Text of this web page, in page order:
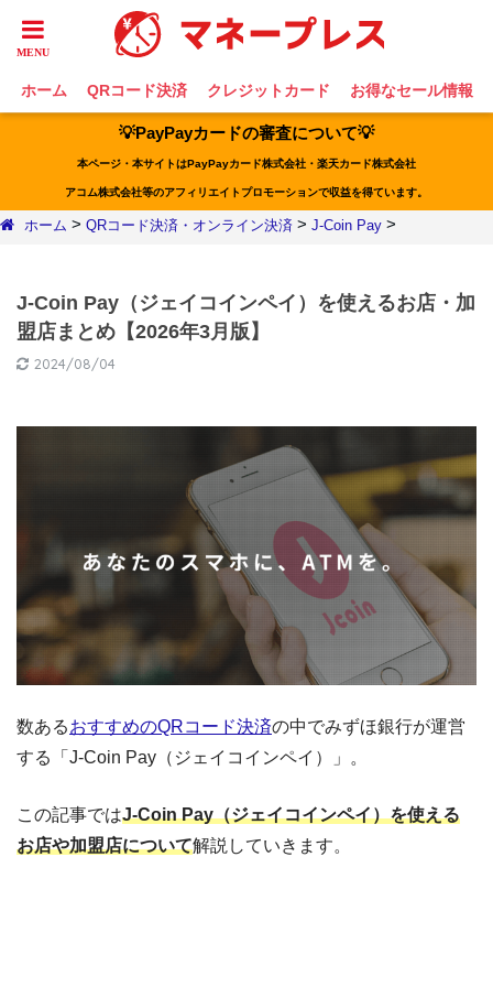
ホーム QRコード決済 クレジットカード お得なセール情報
💡PayPayカードの審査について💡
本ページ・本サイトはPayPayカード株式会社・楽天カード株式会社
アコム株式会社等のアフィリエイトプロモーションで収益を得ています。
ホーム > QRコード決済・オンライン決済 > J-Coin Pay >
J-Coin Pay（ジェイコインペイ）を使えるお店・加
盟店まとめ【2026年3月版】
2024/08/04
数あるおすすめのQRコード決済の中でみずほ銀行が運営
する「J-Coin Pay（ジェイコインペイ）」。
この記事ではJ-Coin Pay（ジェイコインペイ）を使える
お店や加盟店について解説していきます。